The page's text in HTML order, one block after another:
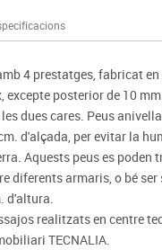
4 prestatges, fabricat
excepte posterior de 10
dues cares. Peus
d'alçada, per evitar la
Aquests peus es poden
diferents armaris, o bé
d'altura.
realitzats en centre
TECNALIA.